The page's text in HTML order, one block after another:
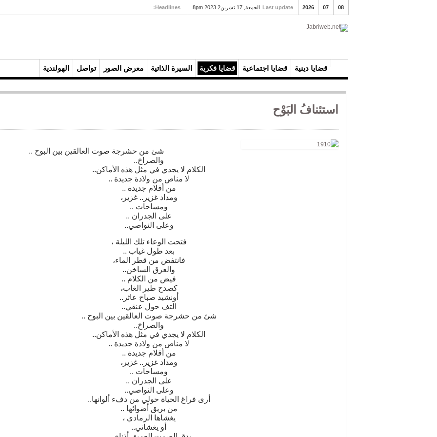
08
07
2026
Last update الجمعة, 17 تشرين2 2023 8pm Headlines:
قضايا دينية قضايا اجتماعية قضايا فكرية السيرة الذاتية معرض الصور تواصل الهولندية
استئنافُ البَوْح
شئ من حشرجة صوت العالقين بين البوح ..
والصراخ..
الكلام لا يجدي في مثل هذه الأماكن..
لا مناص من ولادة جديدة ..
من أقلام جديدة ..
ومداد غزير.. غزير،
ومساحات ..
على الجدران ..
وعلى النواصي..
فتحت الوعاء تلك الليلة ،
بعد طول غياب ..
فانتفض من قطر الماء،
والعرق الساخن..
فيض من الكلام ..
كصدح طير الغاب،
أونشيد صباح عاثر..
التف حول عنقي..
شئ من حشرجة صوت العالقين بين البوح ..
والصراخ..
الكلام لا يجدي في مثل هذه الأماكن..
لا مناص من ولادة جديدة ..
من أقلام جديدة ..
ومداد غزير.. غزير،
ومساحات ..
على الجدران ..
وعلى النواصي..
أرى فراغ الحياة حولي من دفء ألوانها..
من بريق أضوائها ..
يغشاها الرمادي ،
أو يغشاني..